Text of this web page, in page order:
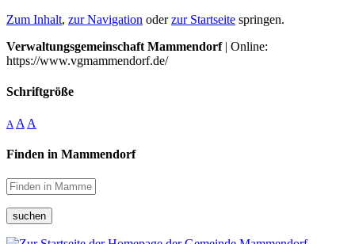
Zum Inhalt, zur Navigation oderzur Startseite springen.
Verwaltungsgemeinschaft Mammendorf| Online:
https://www.vgmammendorf.de/
Schriftgröße
A A A
Finden in Mammendorf
suchen